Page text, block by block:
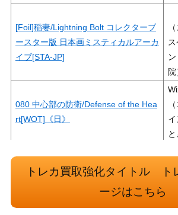
[Foil]稲妻/Lightning Bolt コレクターブ
ースター版 日本画ミスティカルアーカ
イブ[STA-JP]
院
080 中心部の防衛/Defense of the Hea
rt[WOT]《日》
と
エドガー・マルコフ/Edgar Markov [IN
ウ
トレカ買取強化タイトル ト
ージはこちら